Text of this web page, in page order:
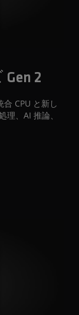
2
CPU と新し
理、AI 推論、